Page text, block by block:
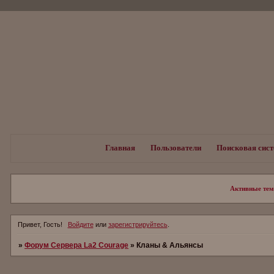
Главная Пользователи Поисковая
Активные
Привет, Гость! Войдитеили зарегистрируйтесь.
»Форум Сервера La2 Сourage »Кланы & Альянсы